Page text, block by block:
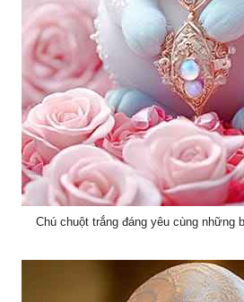
Chú chuột trắng đáng yêu cùng những